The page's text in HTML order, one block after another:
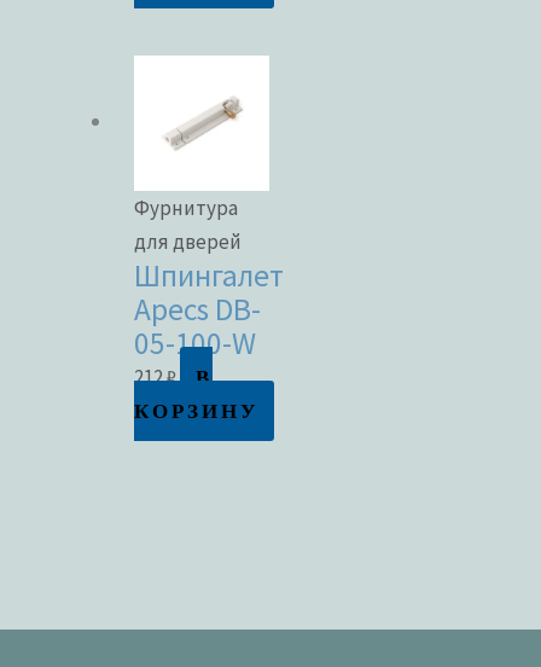
Фурнитура
для дверей
Шпингалет
Apecs DB-
05-100-W
212₽
В
КОРЗИНУ